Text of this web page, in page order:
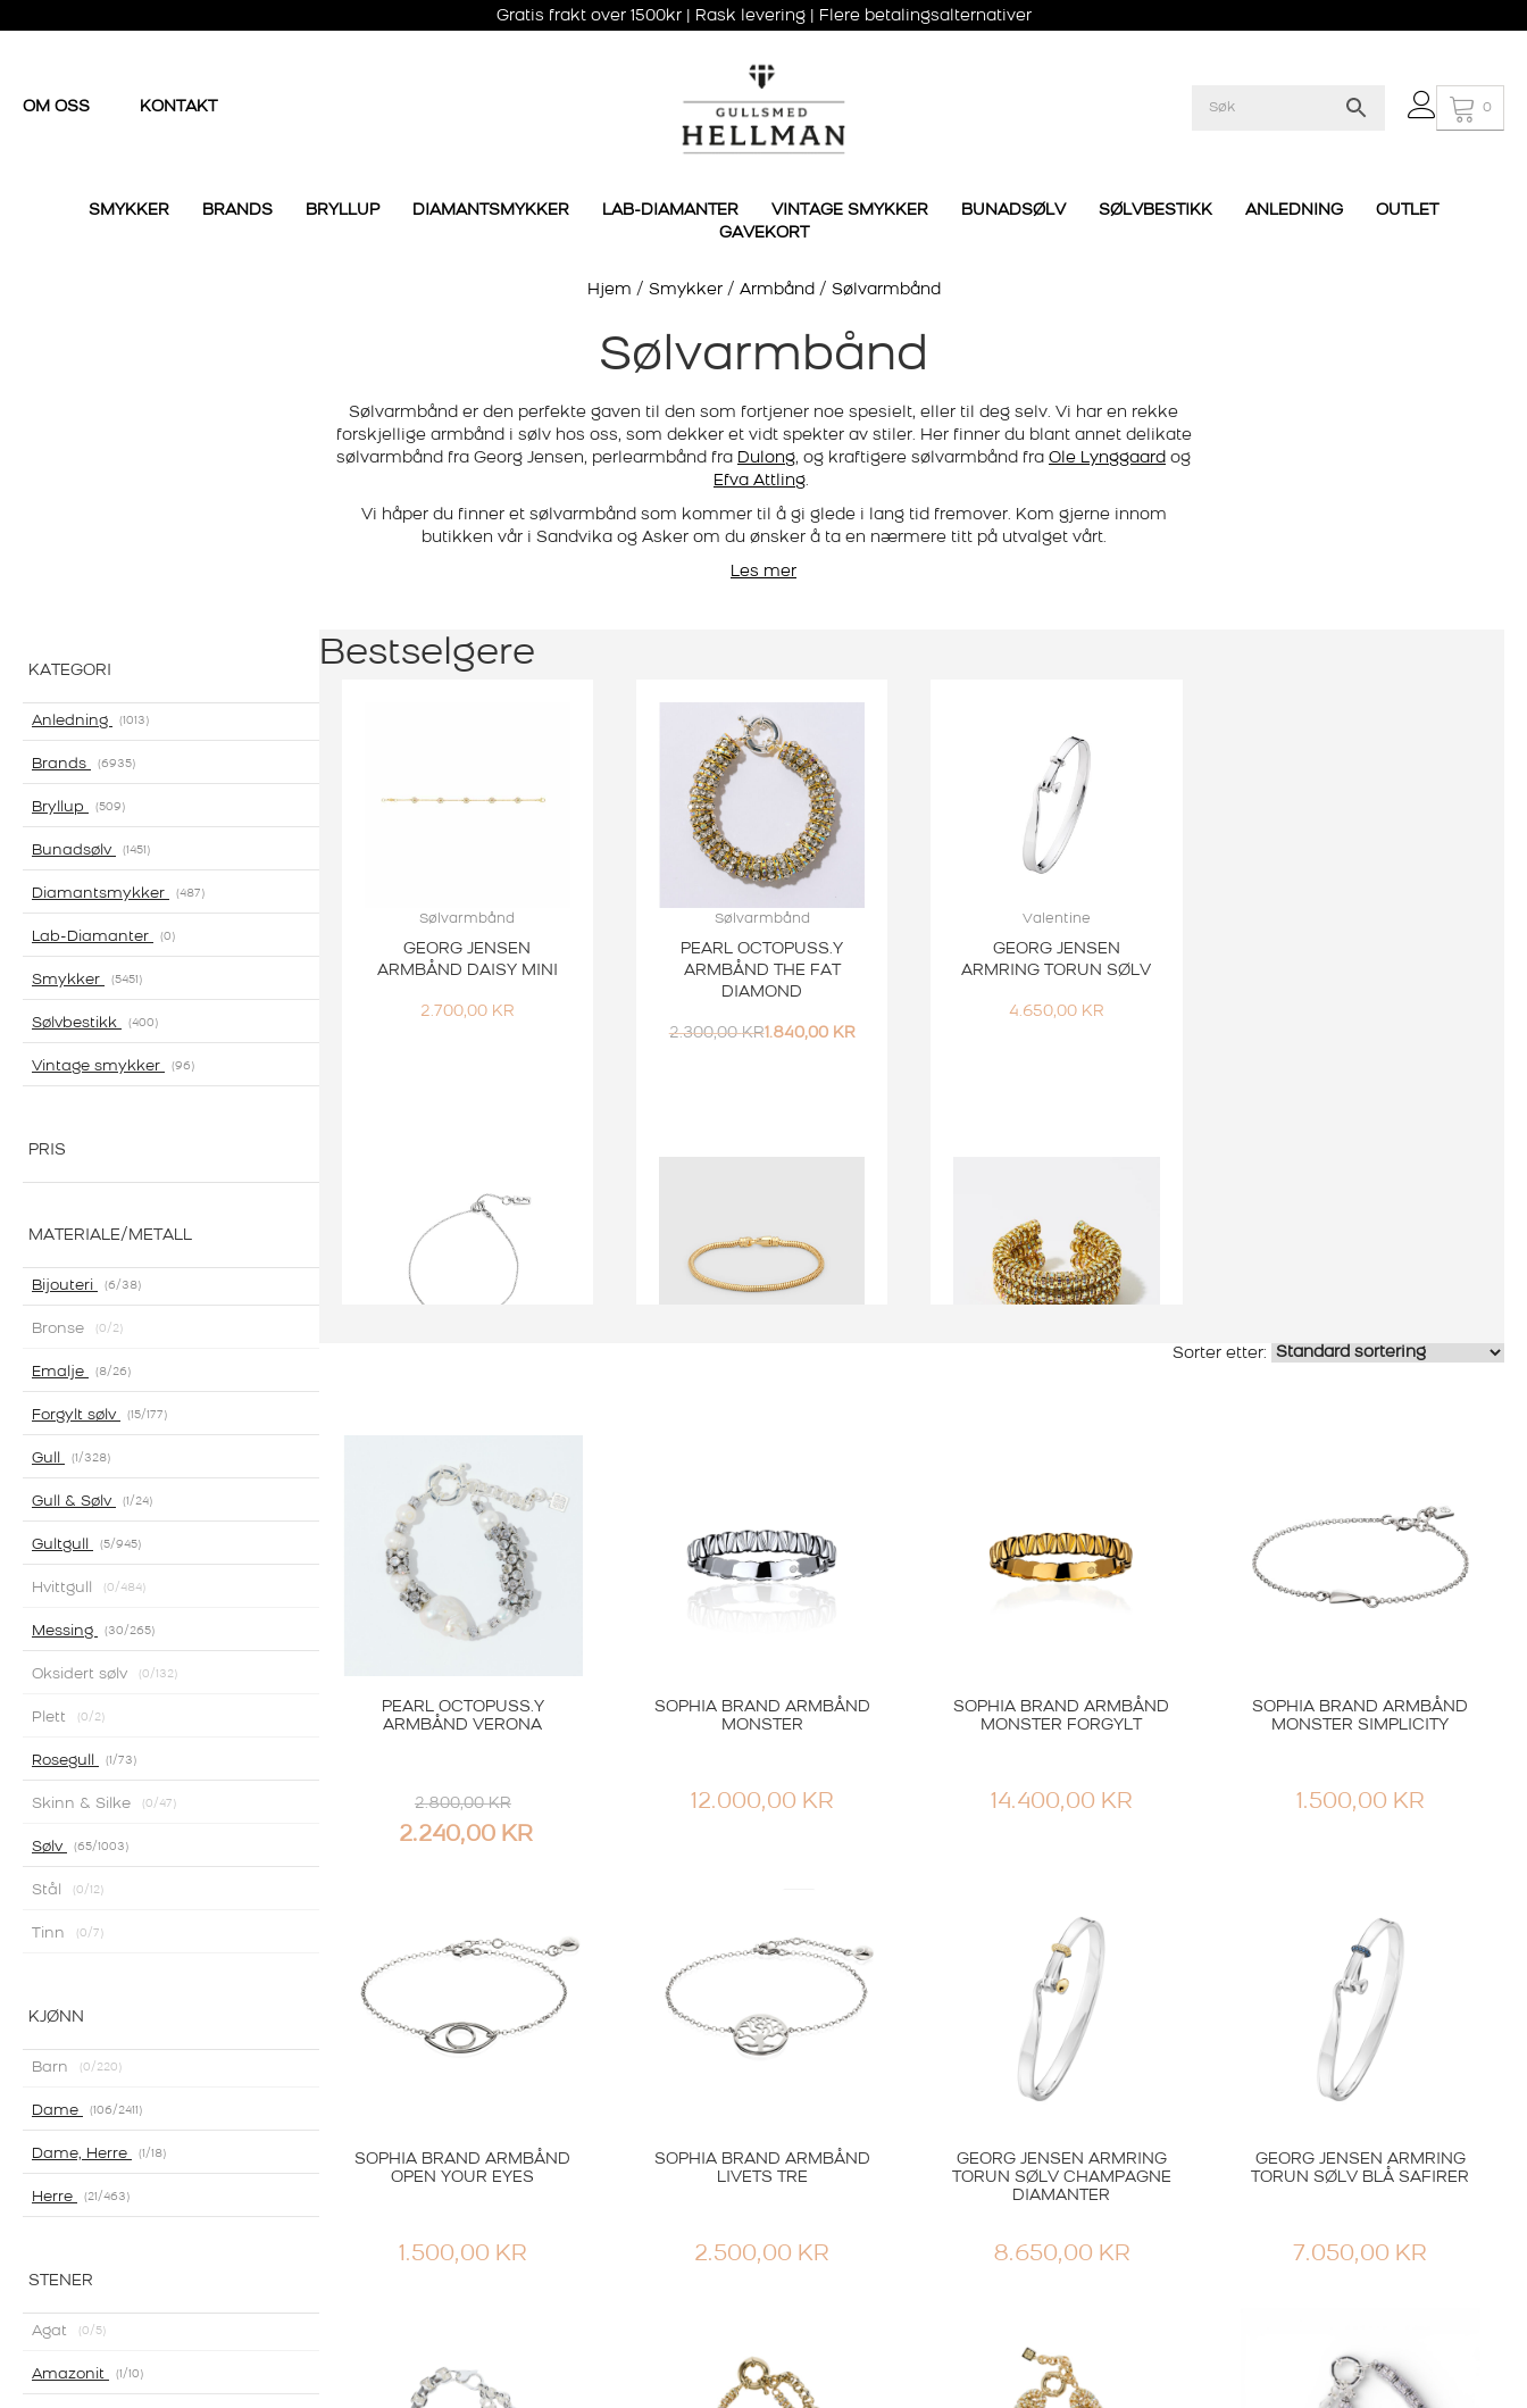
Gratis frakt over 1500kr | Rask levering | Flere betalingsalternativer
OM OSS KONTAKT 0
SMYKKER BRANDS BRYLLUP DIAMANTSMYKKER LAB-DIAMANTER VINTAGE SMYKKER BUNADSØLV SØLVBESTIKK ANLEDNING
OUTLET
GAVEKORT
Hjem / Smykker/ Armbånd/ Sølvarmbånd
Sølvarmbånd
Sølvarmbånd er den perfekte gaven til den som fortjener noe spesielt, eller til deg selv. Vi har en rekke
forskjellige armbånd i sølvhos oss, som dekker et vidt spekter av stiler. Her finner du blant annet delikate
sølvarmbånd fra Georg Jensen, perlearmbånd fra Dulong, og kraftigere sølvarmbånd fra Ole Lynggaard og
Efva Attling.
Vi håper du finner et sølvarmbånd som kommer til å gi glede i lang tid fremover. Kom gjerne innom
butikken vår i Sandvika og Asker om du ønsker å ta en nærmere titt på utvalget vårt.
Les mer
KATEGORI
Anledning 1013
Brands 6935
Bryllup 509
Bunadsølv 1451
Diamantsmykker 487
Lab-Diamanter 0
Smykker 5451
Sølvbestikk 400
Vintage smykker 96
PRIS
MATERIALE/METALL
Bijouteri 6/38
Bronse 0/2
Emalje 8/26
Forgylt sølv 15/177
Gull 1/328
Gull & Sølv 1/24
Gultgull 5/945
Hvittgull 0/484
Messing 30/265
Oksidert sølv 0/132
Plett 0/2
Rosegull 1/73
Skinn & Silke 0/47
Sølv 65/1003
Stål 0/12
Tinn 0/7
KJØNN
Barn 0/220
Dame 106/2411
Dame, Herre 1/18
Herre 21/463
STENER
Agat 0/5
Amazonit 1/10
Bestselgere
Sølvarmbånd
GEORG JENSEN
ARMBÅND DAISY MINI
2.700,00 KR
Sølvarmbånd
PEARL OCTOPUSS.Y
ARMBÅND THE FAT
DIAMOND
2.300,00KR1.840,00 KR
Valentine
GEORG JENSEN
ARMRING TORUN SØLV
4.650,00 KR
900,00
Sølvarmbånd
799,00KR 3.300,00KR
PEARL OCTOPUSS.Y
ARMBÅND VERONA
2.800,00KR
2.240,00 KR
SOPHIA BRAND ARMBÅND
MONSTER
12.000,00 KR
SOPHIA BRAND ARMBÅND
MONSTER FORGYLT
14.400,00 KR
SOPHIA BRAND ARMBÅND
MONSTER SIMPLICITY
1.500,00 KR
SOPHIA BRAND ARMBÅND
OPEN YOUR EYES
1.500,00 KR
SOPHIA BRAND ARMBÅND
LIVETS TRE
2.500,00 KR
GEORG JENSEN ARMRING
TORUN SØLV CHAMPAGNE
DIAMANTER
8.650,00 KR
GEORG JENSEN ARMRING
TORUN SØLV BLÅ SAFIRER
7.050,00 KR